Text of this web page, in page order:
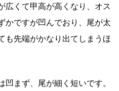
広くて甲高が高くなり、オス
かですが凹んでおり、尾が太
も先端がかなり出てしまうほ
凹まず、尾が細く短いです。